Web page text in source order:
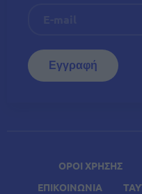
ΟΡΟΙ ΧΡΗΣΗΣ
ΕΠΙΚΟΙΝΩΝΙΑ